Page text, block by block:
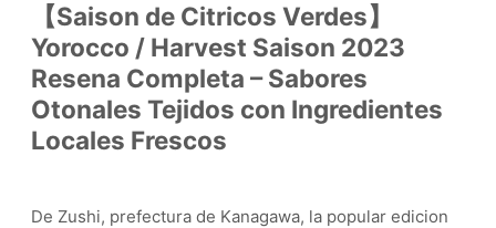
【Saison de Citricos Verdes】
Yorocco / Harvest Saison 2023
Resena Completa – Sabores
Otonales Tejidos con Ingredientes
Locales Frescos
De Zushi, prefectura de Kanagawa, la popular edicion